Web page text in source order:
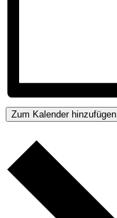
Zum Kalender hinzufügen